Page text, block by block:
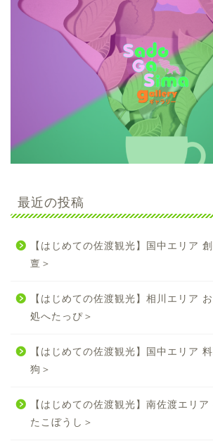
最近の投稿
【はじめての佐渡観光】国中エリア
亶＞
【はじめての佐渡観光】相川エリア
処へたっぴ＞
【はじめての佐渡観光】国中エリア
狗＞
【はじめての佐渡観光】南佐渡エリ
たこぼうし＞